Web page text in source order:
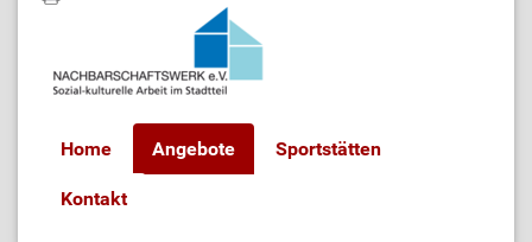
Job-Börse
Kontakt
Home Angebote Sportstätten
Kontakt